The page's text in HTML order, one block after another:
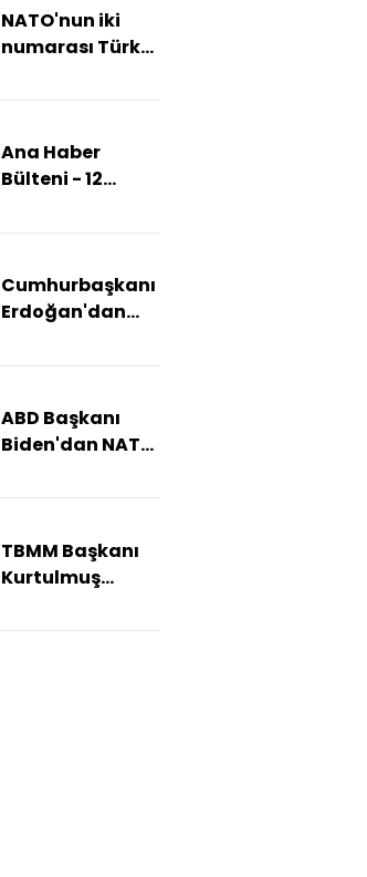
hedef için
kullanılmalı
NATO'nun iki
numarası Türk
Ana Haber
Bülteni - 12
(Fiyatlar
kaçırıyor mu?)
Cumhurbaşkanı
Erdoğan'dan
açıklamalar:
dili kullanalım
ABD Başkanı
Biden'dan NATO
Ukrayna
TBMM Başkanı
Kurtulmuş
gazetecilerle bir